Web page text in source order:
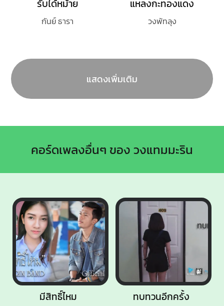
รับได้หม้าย
กันย์ ธารา
แหลงกะทองแดง
วงพัทลุง
แสดงเพิ่มเติม
คอร์ดเพลงอื่นๆ ของ วงแทมมะริน
มีสิทธิ์ไหม ทบทวนอีกครั้ง